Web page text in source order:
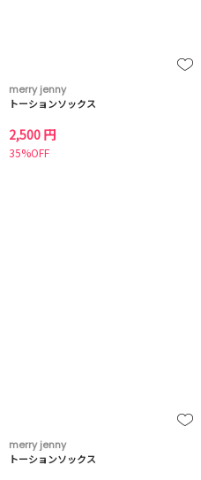
merry jenny
トーションソックス
2,500 円
35%OFF
merry jenny
トーションソックス